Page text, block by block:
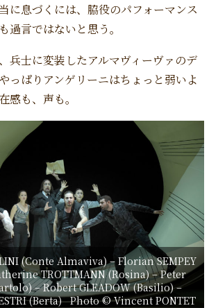
に息づくには、脇役のパフォーマンス
過言ではないと思う。
兵士に変装したアルマヴィーヴァのデ
っぱりアンゲリーニはちょっと弱いよ
感も、声も。
(Conte Almaviva) – Florian SEMPEY
TROTTMANN (Rosina) – Peter
– Robert GLEADOW (Basilio) –
(Berta) Photo © Vincent PONTET